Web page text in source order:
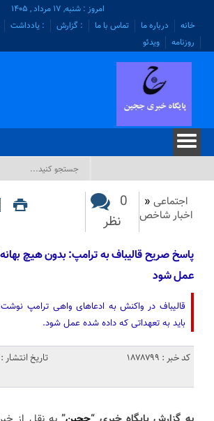
امروز : شنبه, ۱۷ مرداد , ۱۴۰۵
خانه
درباره ما تماس با ما : گزارش : یادداشت
روزنامه
ویدئو
اجتماعی «
اخبار شاخص
0
نظر
پاسخ صریح قالیباف به ترامپ: بدون هیچ
عمل شود
قالیباف در واکنش به ادعاهای واهی ترامپ
باید به تعهداتی که داده شده عمل شود.
کد خبر : 1878799